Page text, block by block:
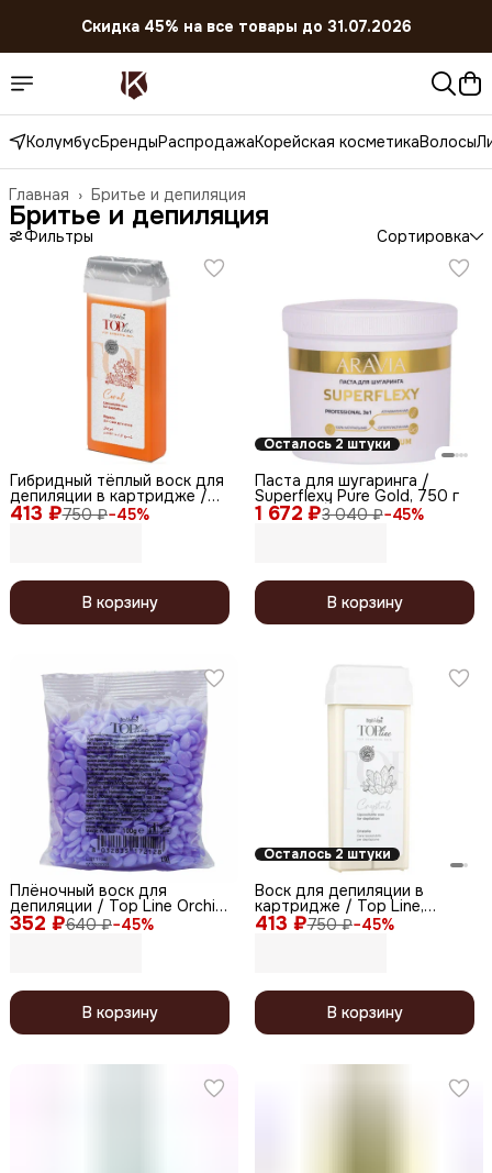
Скидка 45% на все товары до 31.07.2026
КолумбусБрендыРаспродажаКорейская косметикаВолосы
Бритье и депиляция
Главная ›
Бритье и депиляция
Фильтры Сортировка
413 ₽750 ₽−45%
Гибридный тёплый воск для
депиляции в картридже /
Top Line, Коралл, 100 мл
В корзину
Осталось 2 штуки
1 672 ₽3 040 ₽−45%
Паста для шугаринга /
Superflexy Pure Gold, 750 г
В корзину
352 ₽640 ₽−45%
Плёночный воск для
депиляции / Top Line Orchid
Орхидея, 100 г
В корзину
Осталось 2 штуки
413 ₽750 ₽−45%
Воск для депиляции в
картридже / Top Line,
кристалл, 100 мл
В корзину